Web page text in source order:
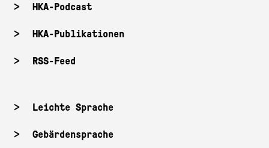
HKA-Podcast
HKA-Publikationen
RSS-Feed
Leichte Sprache
Gebärdensprache